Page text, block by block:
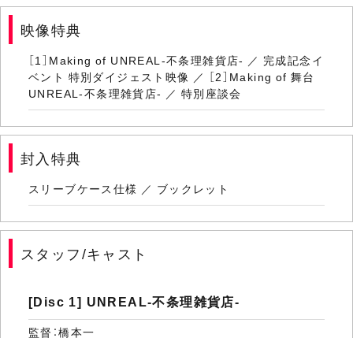
映像特典
［1］Making of UNREAL-不条理雑貨店- ／ 完成記念イ
ベント 特別ダイジェスト映像 ／ ［2］Making of 舞台
UNREAL-不条理雑貨店- ／ 特別座談会
封入特典
スリーブケース仕様 ／ ブックレット
スタッフ/キャスト
[Disc 1] UNREAL-不条理雑貨店-
監督：橋本一